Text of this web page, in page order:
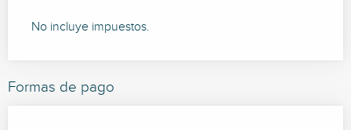
No incluye impuestos.
Formas de pago